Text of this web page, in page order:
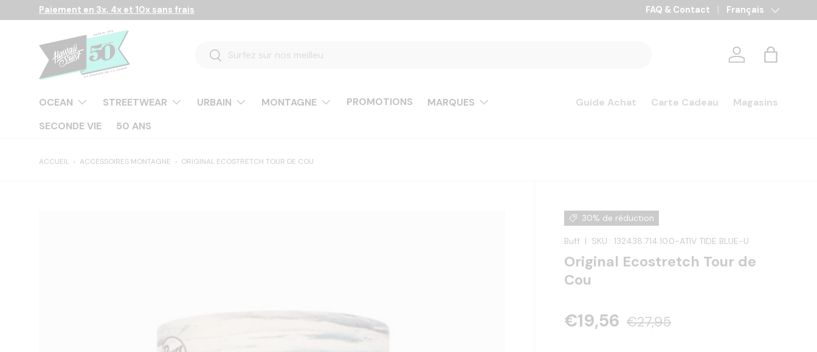
Aller au contenu
Paiement en 3x, 4x et 10x sans frais FAQ & Contact Langue
Français
Recherche
Rechercher Se connecter
Panier
OCEAN STREETWEAR URBAIN MONTAGNE PROMOTIONS
MARQUES
SECONDE VIE
50 ANS
Guide Achat Carte Cadeau Magasins
ACCUEIL › ACCESSOIRES MONTAGNE › ORIGINAL ECOSTRETCH TOUR DE COU
30% de réduction
Buff | SKU : 132438.714.10.0-ATIV TIDE BLUE-U
Original Ecostretch Tour de
Cou
€19,56 €27,95